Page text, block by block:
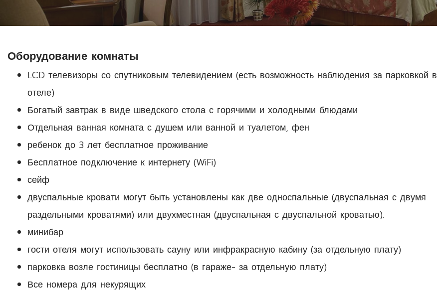
Оборудование комнаты
LCD телевизоры со спутниковым телевидением (есть возможность наблюдения за парковкой в
отеле)
Богатый завтрак в виде шведского стола с горячими и холодными блюдами
Отдельная ванная комната с душем или ванной и туалетом, фен
ребенок до 3 лет бесплатное проживание
Бесплатное подключение к интернету (WiFi)
сейф
двуспальные кровати могут быть установлены как две односпальные (двуспальная с двумя
раздельными кроватями) или двухместная (двуспальная с двуспальной кроватью).
минибар
гости отеля могут использовать сауну или инфракрасную кабину (за отдельную плату)
парковка возле гостиницы бесплатно (в гараже- за отдельную плату)
Все номера для некурящих